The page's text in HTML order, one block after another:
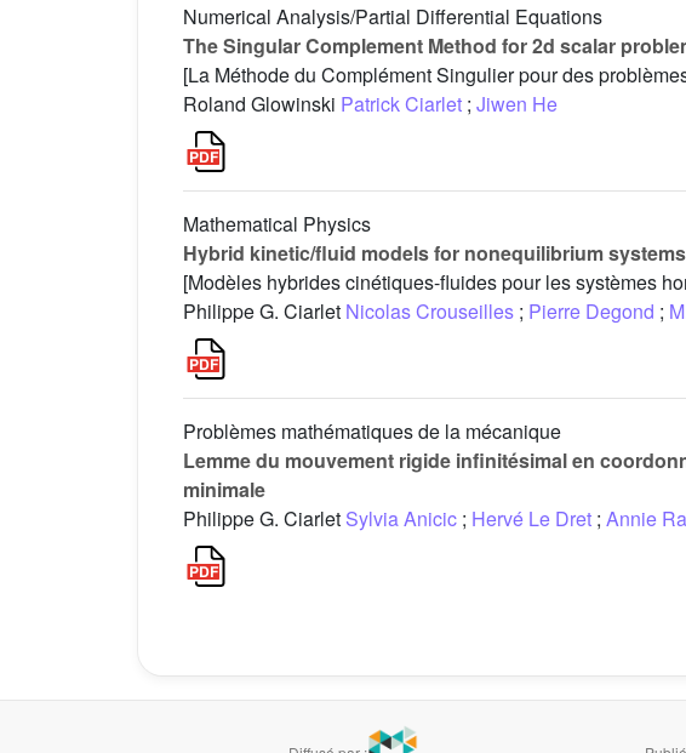
Numerical Analysis/Partial Differential Equations
The Singular Complement Method for 2d scalar
[La Méthode du Complément Singulier pour des
Roland Glowinski Patrick Ciarlet ; Jiwen He
Mathematical Physics
Hybrid kinetic/fluid models for nonequilibrium systems
[Modèles hybrides cinétiques-fluides pour les systèmes
Philippe G. Ciarlet Nicolas Crouseilles ; Pierre Degond ;
Problèmes mathématiques de la mécanique
Lemme du mouvement rigide infinitésimal en
minimale
Philippe G. Ciarlet Sylvia Anicic ; Hervé Le Dret ; Annie